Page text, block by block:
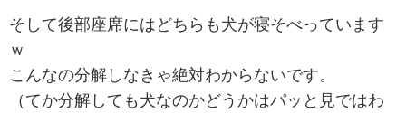
そして後部座席にはどちらも犬が寝そべっています
ｗ
こんなの分解しなきゃ絶対わからないです。
（てか分解しても犬なのかどうかはパッと見ではわ